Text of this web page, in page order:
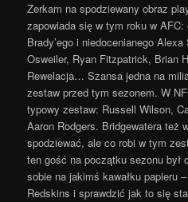
Zerkam na spodziewany obraz
zapowiada się w tym roku w
Brady’ego i niedocenianego
Osweiler, Ryan Fitzpatrick, Brian
Rewelacja… Szansa jedna na
zestaw przed tym sezonem. W
typowy zestaw: Russell Wilson,
Aaron Rodgers. Bridgewatera też
spodziewać, ale co robi w tym
ten gość na początku sezonu był
sobie na jakimś kawałku papieru
Redskins i sprawdzić jak to się